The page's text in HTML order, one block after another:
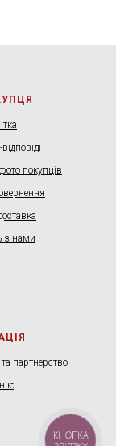
покупців
з нами
партнерство
КНОПКА